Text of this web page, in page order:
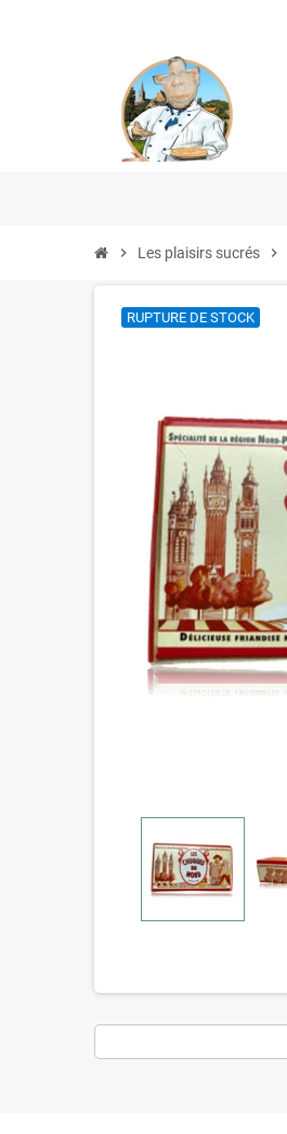
chevron_right Les plaisirs sucrés chevron_right
RUPTURE DE STOCK